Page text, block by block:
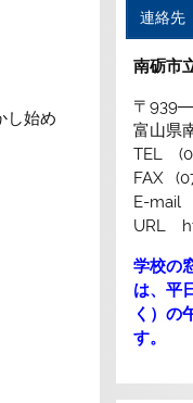
し始め
連絡先
南砺市
〒
富山県
TEL
FAX
E-mail
URL
学校の
は、平
く）の
す。